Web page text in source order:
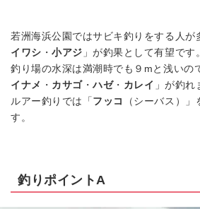
若洲海浜公園ではサビキ釣りをする人が
イワシ ・小アジ 」が釣果として有望です。
釣り場の水深は満潮時でも９mと浅いの
イナメ ・ カサゴ・ハゼ・ カレイ 」が釣れ
ルアー釣りでは「フッコ
（シーバス）
す。
釣りポイントA